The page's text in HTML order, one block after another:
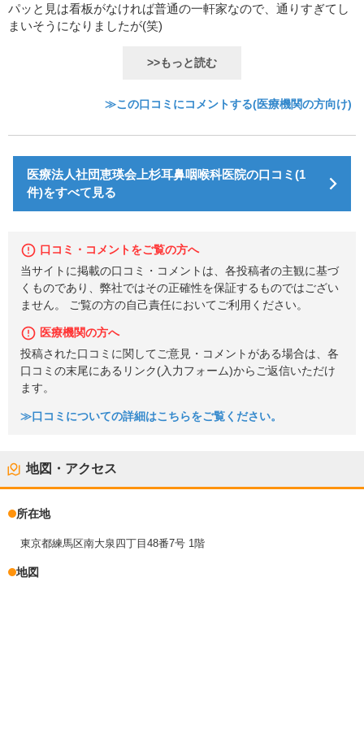
パッと見は看板がなければ普通の一軒家なので、通りすぎてし
まいそうになりましたが(笑)
>>もっと読む
≫この口コミにコメントする(医療機関の方向け)
医療法人社団恵瑛会上杉耳鼻咽喉科医院の口コミ(1
件)をすべて見る
口コミ・コメントをご覧の方へ
当サイトに掲載の口コミ・コメントは、各投稿者の主観に基づ
くものであり、弊社ではその正確性を保証するものではござい
ません。 ご覧の方の自己責任においてご利用ください。
医療機関の方へ
投稿された口コミに関してご意見・コメントがある場合は、各
口コミの末尾にあるリンク(入力フォーム)からご返信いただけ
ます。
≫口コミについての詳細はこちらをご覧ください。
地図・アクセス
所在地
東京都練馬区南大泉四丁目48番7号 1階
地図